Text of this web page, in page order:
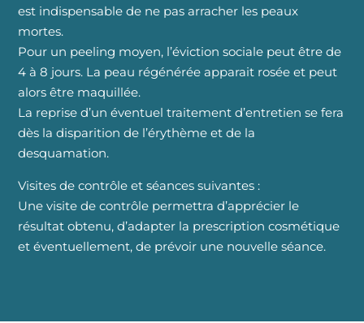
est indispensable de ne pas arracher les peaux
mortes.
Pour un peeling moyen, l’éviction sociale peut être de
4 à 8 jours. La peau régénérée apparait rosée et peut
alors être maquillée.
La reprise d’un éventuel traitement d’entretien se fera
dès la disparition de l’érythème et de la
desquamation.
Visites de contrôle et séances suivantes :
Une visite de contrôle permettra d’apprécier le
résultat obtenu, d’adapter la prescription cosmétique
et éventuellement, de prévoir une nouvelle séance.